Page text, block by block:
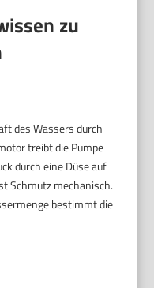
zu
des Wassers durch
treibt die Pumpe
durch eine Düse auf
Schmutz mechanisch.
bestimmt die